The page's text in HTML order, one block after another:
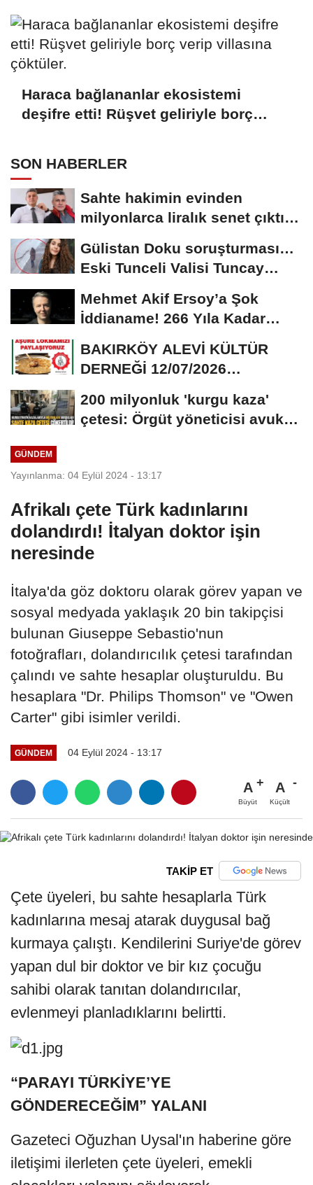
Haraca bağlananlar ekosistemi
deşifre etti! Rüşvet geliriyle borç
SON HABERLER
Sahte hakimin evinden
milyonlarca liralık senet çıktı:
Gülistan Doku soruşturması…
Eski Tunceli Valisi Tuncay
Mehmet Akif Ersoy’a Şok
İddianame! 266 Yıla Kadar
Hapis Talebi
BAKIRKÖY ALEVİ KÜLTÜR
DERNEĞİ 12/07/2026
DAVETİNE...
200 milyonluk 'kurgu kaza'
çetesi: Örgüt yöneticisi avukat
GÜNDEM
Yayınlanma: 04 Eylül 2024 - 13:17
Afrikalı çete Türk kadınlarını
dolandırdı! İtalyan doktor işin
neresinde
İtalya'da göz doktoru olarak görev yapan ve
sosyal medyada yaklaşık 20 bin takipçisi
bulunan Giuseppe Sebastio'nun
fotoğrafları, dolandırıcılık çetesi tarafından
çalındı ve sahte hesaplar oluşturuldu. Bu
hesaplara "Dr. Philips Thomson" ve "Owen
Carter" gibi isimler verildi.
GÜNDEM 04 Eylül 2024 - 13:17
A
Büyüt
A
Küçült
TAKİP ET
Çete üyeleri, bu sahte hesaplarla Türk
kadınlarına mesaj atarak duygusal bağ
kurmaya çalıştı. Kendilerini Suriye'de görev
yapan dul bir doktor ve bir kız çocuğu
sahibi olarak tanıtan dolandırıcılar,
evlenmeyi planladıklarını belirtti.
“PARAYI TÜRKİYE’YE
GÖNDERECEĞİM” YALANI
Gazeteci Oğuzhan Uysal'ın haberine göre
iletişimi ilerleten çete üyeleri, emekli